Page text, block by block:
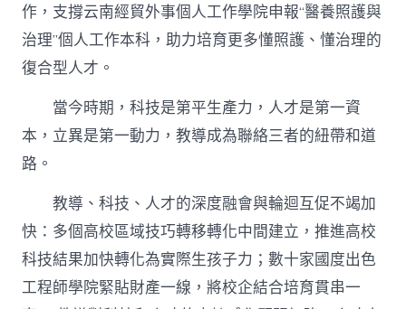
作，支撐云南經貿外事個人工作學院申報“醫養照護與
治理”個人工作本科，助力培育更多懂照護、懂治理的
復合型人才。
當今時期，科技是第平生產力，人才是第一資
本，立異是第一動力，教導成為聯絡三者的紐帶和道
路。
教導、科技、人才的深度融會與輪迴互促不竭加
快：多個高校區域技巧轉移轉化中間建立，推進高校
科技結果加快轉化為實際生孩子力；數十家國度出色
工程師學院緊貼財產一線，將校企結合培育貫串一